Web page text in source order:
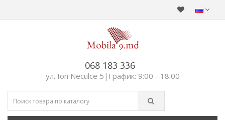
068 183 336
ул. Ion Neculce 5|График: 9:00 - 18:00